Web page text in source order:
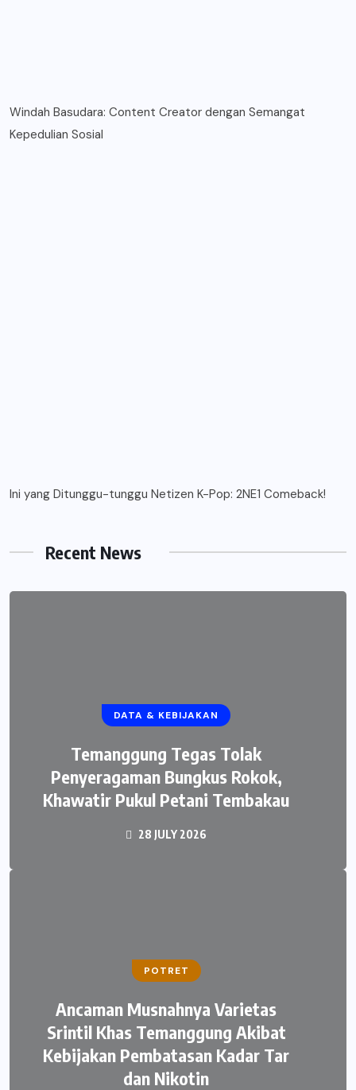
Windah Basudara: Content Creator dengan Semangat
Kepedulian Sosial
Ini yang Ditunggu-tunggu Netizen K-Pop: 2NE1 Comeback!
Recent News
DATA & KEBIJAKAN
Temanggung Tegas Tolak
Penyeragaman Bungkus Rokok,
Khawatir Pukul Petani Tembakau
28 JULY 2026
POTRET
Ancaman Musnahnya Varietas
Srintil Khas Temanggung Akibat
Kebijakan Pembatasan Kadar Tar
dan Nikotin